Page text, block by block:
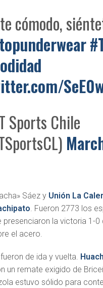
cómodo,
Sports Chile
Sáez y Unión La
. Fueron 2773 los
presenciaron la victoria 1-0
el acero.
de ida y vuelta.
un remate exigido de
estuvo sólido para